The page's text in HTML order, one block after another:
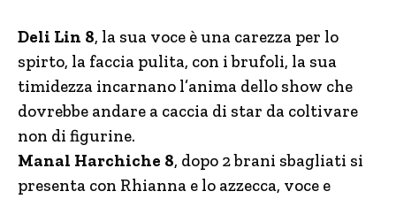
Deli Lin 8, la sua voce è una carezza per lo
spirto, la faccia pulita, con i brufoli, la sua
timidezza incarnano l’anima dello show che
dovrebbe andare a caccia di star da coltivare
non di figurine.
Manal Harchiche 8, dopo 2 brani sbagliati si
presenta con Rhianna e lo azzecca, voce e